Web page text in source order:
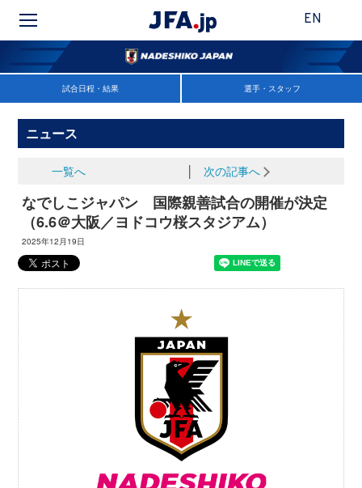
EN
試合日程・結果 選手・スタッフ
ニュース
一覧へ 次の記事へ
なでしこジャパン 国際親善試合の開催が決定
（6.6＠大阪／ヨドコウ桜スタジアム）
2025年12月19日